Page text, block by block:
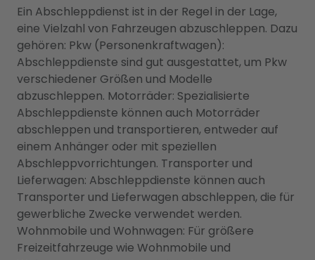
Ein Abschleppdienst ist in der Regel in der Lage,
eine Vielzahl von Fahrzeugen abzuschleppen. Dazu
gehören: Pkw (Personenkraftwagen):
Abschleppdienste sind gut ausgestattet, um Pkw
verschiedener Größen und Modelle
abzuschleppen. Motorräder: Spezialisierte
Abschleppdienste können auch Motorräder
abschleppen und transportieren, entweder auf
einem Anhänger oder mit speziellen
Abschleppvorrichtungen. Transporter und
Lieferwagen: Abschleppdienste können auch
Transporter und Lieferwagen abschleppen, die für
gewerbliche Zwecke verwendet werden.
Wohnmobile und Wohnwagen: Für größere
Freizeitfahrzeuge wie Wohnmobile und